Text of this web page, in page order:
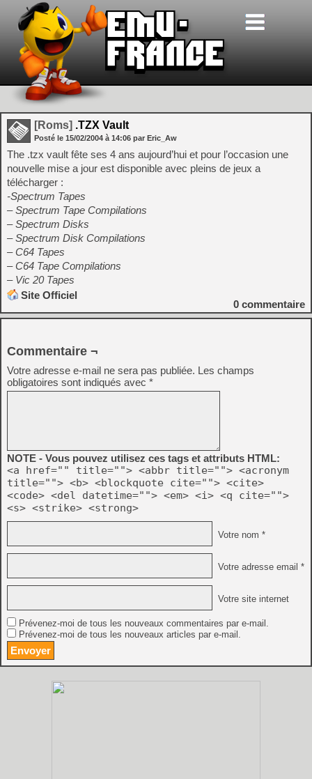
[Roms] .TZX Vault
Posté le 15/02/2004 à 14:06 par Eric_Aw
The .tzx vault fête ses 4 ans aujourd’hui et pour l’occasion une
nouvelle mise a jour est disponible avec pleins de jeux a
télécharger :
-Spectrum Tapes
– Spectrum Tape Compilations
– Spectrum Disks
– Spectrum Disk Compilations
– C64 Tapes
– C64 Tape Compilations
– Vic 20 Tapes
Site Officiel
0 commentaire
Commentaire ¬
Votre adresse e-mail ne sera pas publiée. Les champs
obligatoires sont indiqués avec *
NOTE - Vous pouvez utilisez ces tags et attributs HTML:
<a href="" title=""> <abbr title=""> <acronym
title=""> <b> <blockquote cite=""> <cite>
<code> <del datetime=""> <em> <i> <q cite="">
<s> <strike> <strong>
Votre nom *
Votre adresse email *
Votre site internet
Prévenez-moi de tous les nouveaux commentaires par e-mail.
Prévenez-moi de tous les nouveaux articles par e-mail.